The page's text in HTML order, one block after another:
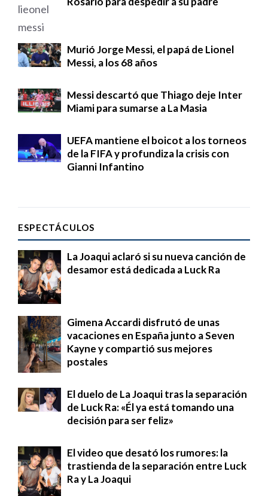
Murió Jorge Messi, el papá de Lionel
Messi, a los 68 años
Messi descartó que Thiago deje Inter
Miami para sumarse a La Masia
UEFA mantiene el boicot a los torneos
de la FIFA y profundiza la crisis con
Gianni Infantino
ESPECTÁCULOS
La Joaqui aclaró si su nueva canción de
desamor está dedicada a Luck Ra
Gimena Accardi disfrutó de unas
vacaciones en España junto a Seven
Kayne y compartió sus mejores
postales
El duelo de La Joaqui tras la separación
de Luck Ra: «Él ya está tomando una
decisión para ser feliz»
El video que desató los rumores: la
trastienda de la separación entre Luck
Ra y La Joaqui